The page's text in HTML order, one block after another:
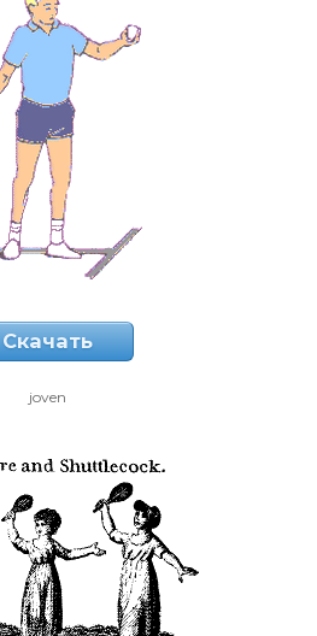
Скачать
joven